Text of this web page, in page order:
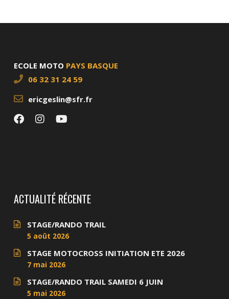
ECOLE MOTO PAYS BASQUE
06 32 31 24 59
ericgeslin@sfr.fr
ACTUALITÉ RÉCENTE
STAGE/RANDO TRAIL
5 août 2026
STAGE MOTOCROSS INITIATION ETE 2026
7 mai 2026
STAGE/RANDO TRAIL SAMEDI 6 JUIN
5 mai 2026